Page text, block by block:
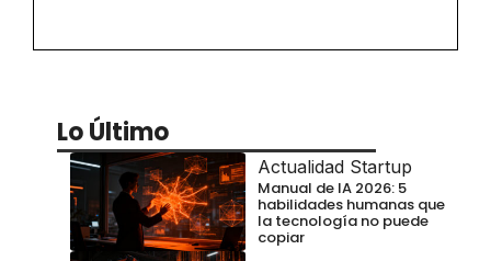
Lo Último
Actualidad Startup
Manual de IA 2026: 5
habilidades humanas que
la tecnología no puede
copiar